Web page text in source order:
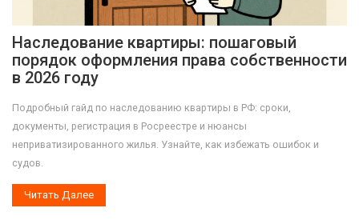
Наследование квартиры: пошаговый
порядок оформления права собственности
в 2026 году
Подробный гайд по наследованию квартиры в РФ: сроки,
документы, регистрация в Росреестре и нюансы
неприватизированного жилья. Узнайте, как избежать ошибок и
судов.
Читать Далее